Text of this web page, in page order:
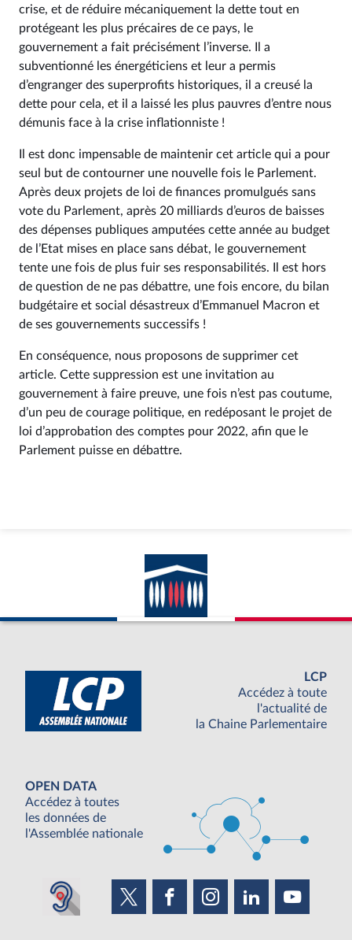
crise, et de réduire mécaniquement la dette tout en
protégeant les plus précaires de ce pays, le
gouvernement a fait précisément l’inverse. Il a
subventionné les énergéticiens et leur a permis
d’engranger des superprofits historiques, il a creusé la
dette pour cela, et il a laissé les plus pauvres d’entre nous
démunis face à la crise inflationniste !
Il est donc impensable de maintenir cet article qui a pour
seul but de contourner une nouvelle fois le Parlement.
Après deux projets de loi de finances promulgués sans
vote du Parlement, après 20 milliards d’euros de baisses
des dépenses publiques amputées cette année au budget
de l’Etat mises en place sans débat, le gouvernement
tente une fois de plus fuir ses responsabilités. Il est hors
de question de ne pas débattre, une fois encore, du bilan
budgétaire et social désastreux d’Emmanuel Macron et
de ses gouvernements successifs !
En conséquence, nous proposons de supprimer cet
article. Cette suppression est une invitation au
gouvernement à faire preuve, une fois n’est pas coutume,
d’un peu de courage politique, en redéposant le projet de
loi d’approbation des comptes pour 2022, afin que le
Parlement puisse en débattre.
LCP
Accédez à toute
l'actualité de
la Chaine Parlementaire
OPEN DATA
Accédez à toutes
les données de
l'Assemblée nationale